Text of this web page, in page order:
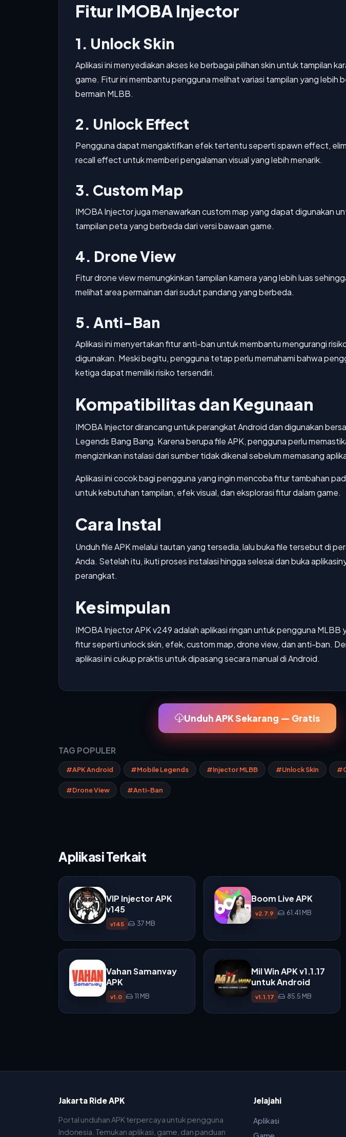
Fitur IMOBA Injector
1. Unlock Skin
Aplikasi ini menyediakan akses ke berbagai pilihan skin untuk tampilan
game. Fitur ini membantu pengguna melihat variasi tampilan yang lebih
bermain MLBB.
2. Unlock Effect
Pengguna dapat mengaktifkan efek tertentu seperti spawn effect,
recall effect untuk memberi pengalaman visual yang lebih menarik.
3. Custom Map
IMOBA Injector juga menawarkan custom map yang dapat digunakan
tampilan peta yang berbeda dari versi bawaan game.
4. Drone View
Fitur drone view memungkinkan tampilan kamera yang lebih luas
melihat area permainan dari sudut pandang yang berbeda.
5. Anti-Ban
Aplikasi ini menyertakan fitur anti-ban untuk membantu mengurangi
digunakan. Meski begitu, pengguna tetap perlu memahami bahwa
ketiga dapat memiliki risiko tersendiri.
Kompatibilitas dan Kegunaan
IMOBA Injector dirancang untuk perangkat Android dan digunakan
Legends Bang Bang. Karena berupa file APK, pengguna perlu
mengizinkan instalasi dari sumber tidak dikenal sebelum memasang
Aplikasi ini cocok bagi pengguna yang ingin mencoba fitur tambahan
untuk kebutuhan tampilan, efek visual, dan eksplorasi fitur dalam game.
Cara Instal
Unduh file APK melalui tautan yang tersedia, lalu buka file tersebut di
Anda. Setelah itu, ikuti proses instalasi hingga selesai dan buka
perangkat.
Kesimpulan
IMOBA Injector APK v249 adalah aplikasi ringan untuk pengguna MLBB
fitur seperti unlock skin, efek, custom map, drone view, dan anti-ban.
aplikasi ini cukup praktis untuk dipasang secara manual di Android.
Unduh APK Sekarang — Gratis
TAG POPULER
#APK Android #Mobile Legends #Injector MLBB #Unlock Skin
#Drone View #Anti-Ban
Aplikasi Terkait
VIP Injector APK
v145
v145 37 MB
Boom Live APK
v2.7.9 61.41 MB
Vahan Samanvay
APK
v1.0 11 MB
Mil Win APK v1.1.17
untuk Android
v1.1.17 85.5 MB
Jakarta Ride APK
Portal unduhan APK terpercaya untuk pengguna
Indonesia. Temukan aplikasi, game, dan panduan
Jelajahi
Aplikasi